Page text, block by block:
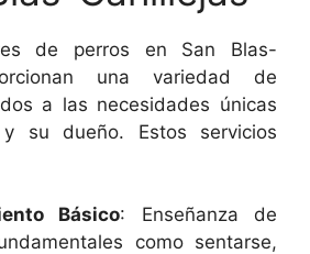
de perros en San Blas-
una variedad de
a las necesidades únicas
su dueño. Estos servicios
Básico: Enseñanza de
como sentarse,